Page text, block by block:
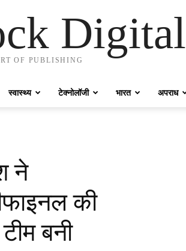
Digital
OF PUBLISHING
स्वास्थ्य टेक्नोलॉजी भारत अपराध
ने
की
बनी